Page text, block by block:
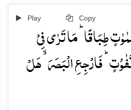
Play Copy
طِبَاقًا ؕ مَا تَرٰی فِیۡ
فَارۡجِعِ الۡبَصَرَ ۙ ہَلۡ